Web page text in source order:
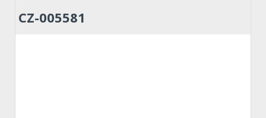
CZ-005581